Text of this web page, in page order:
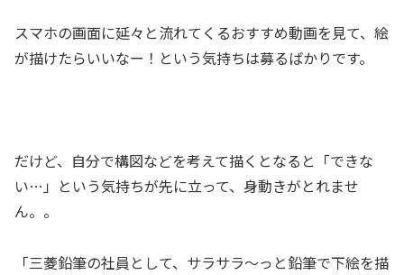
スマホの画面に延々と流れてくるおすすめ動画を見て、絵
が描けたらいいなー！という気持ちは募るばかりです。
だけど、自分で構図などを考えて描くとなると「できな
い…」という気持ちが先に立って、身動きがとれませ
ん。。
「三菱鉛筆の社員として、サラサラ～っと鉛筆で下絵を描